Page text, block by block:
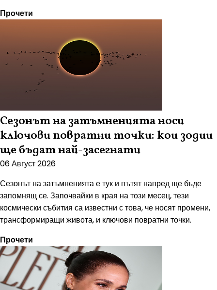
Прочети
Сезонът на затъмненията носи
ключови повратни точки: кои зодии
ще бъдат най-засегнати
06 Август 2026
Сезонът на затъмненията е тук и пътят напред ще бъде
запомнящ се. Започвайки в края на този месец, тези
космически събития са известни с това, че носят промени,
трансформиращи живота, и ключови повратни точки.
Прочети